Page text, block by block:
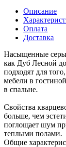
Описание
Оплата
Доставка
Насыщенные
как Дуб Лесной
подходят для
мебели в
в спальне.
Свойства
больше, чем
поглощает шум
теплыми полами.
Общие